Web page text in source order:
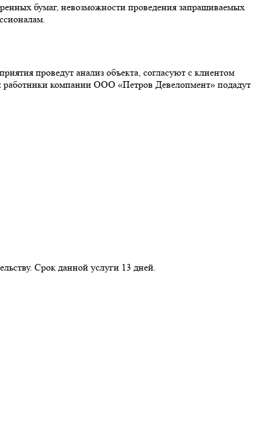
бумаг, невозможности проведения запрашиваемых
проведут анализ объекта, согласуют с клиентом
работники компании ООО «Петров Девелопмент» подадут
Срок данной услуги 13 дней.